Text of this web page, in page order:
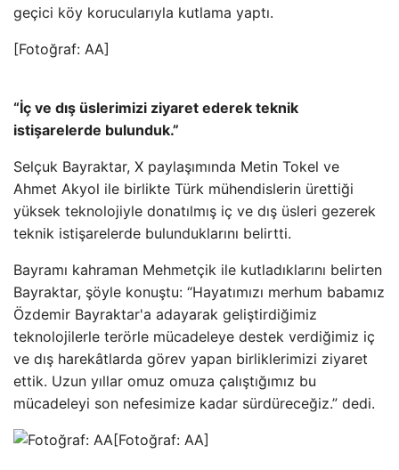
geçici köy korucularıyla kutlama yaptı.
[Fotoğraf: AA]
“İç ve dış üslerimizi ziyaret ederek teknik
istişarelerde bulunduk.”
Selçuk Bayraktar, X paylaşımında Metin Tokel ve
Ahmet Akyol ile birlikte Türk mühendislerin ürettiği
yüksek teknolojiyle donatılmış iç ve dış üsleri gezerek
teknik istişarelerde bulunduklarını belirtti.
Bayramı kahraman Mehmetçik ile kutladıklarını belirten
Bayraktar, şöyle konuştu: “Hayatımızı merhum babamız
Özdemir Bayraktar'a adayarak geliştirdiğimiz
teknolojilerle terörle mücadeleye destek verdiğimiz iç
ve dış harekâtlarda görev yapan birliklerimizi ziyaret
ettik. Uzun yıllar omuz omuza çalıştığımız bu
mücadeleyi son nefesimize kadar sürdüreceğiz.” dedi.
[Fotoğraf: AA]